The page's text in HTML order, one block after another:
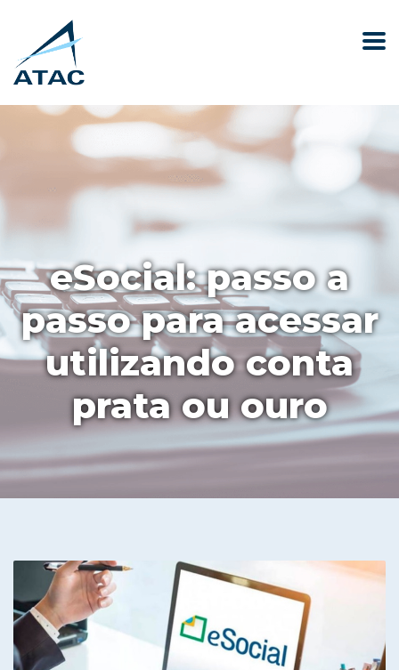
eSocial: passo a
passo para acessar
utilizando conta
prata ou ouro